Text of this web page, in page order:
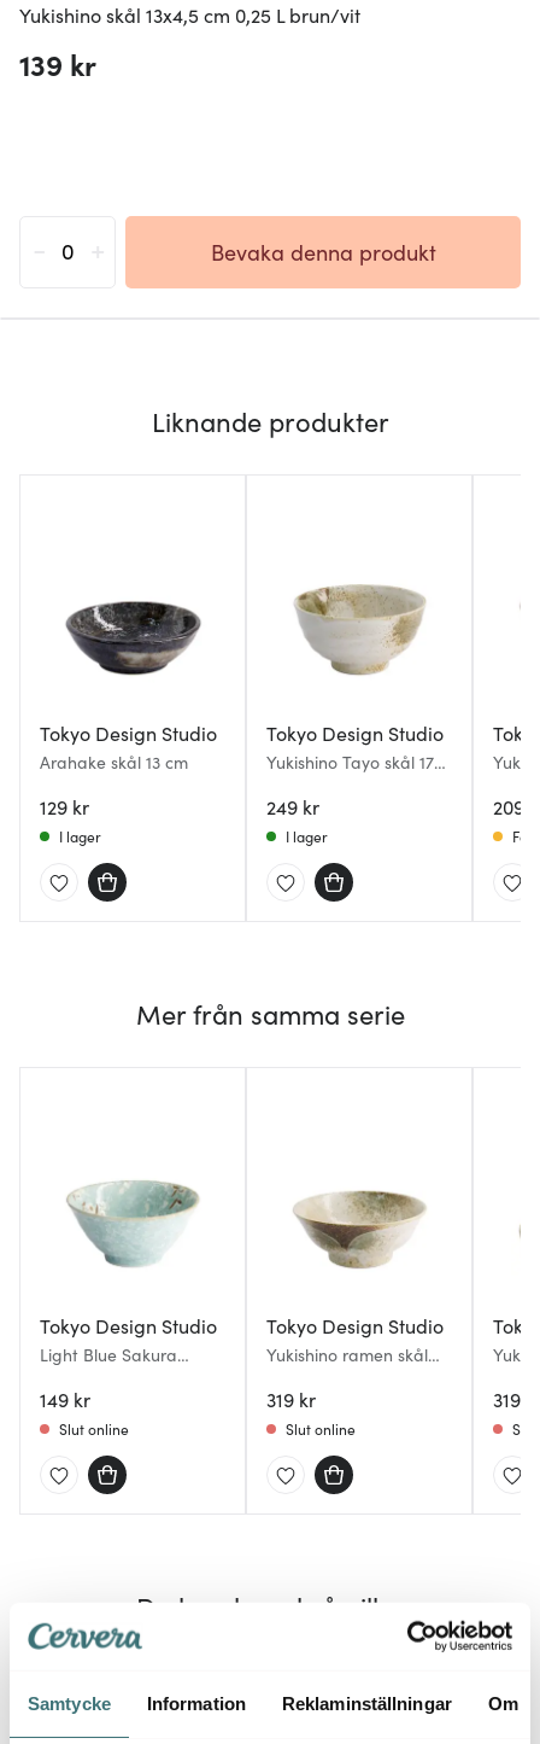
Samtycke Information Reklaminställningar Om
Yukishino skål 13x4,5 cm 0,25 L brun/vit
139 kr
Bevaka denna produkt
Liknande produkter
Tokyo Design Studio
Arahake skål 13 cm
129 kr
I lager
Tokyo Design Studio
Yukishino Tayo skål 17x9
249 kr
I lager
209
Få
Mer från samma serie
Tokyo Design Studio
Light Blue Sakura
blå
149 kr
Slut online
Tokyo Design Studio
Yukishino ramen skål
319 kr
Slut online
319
Du kanske också gillar